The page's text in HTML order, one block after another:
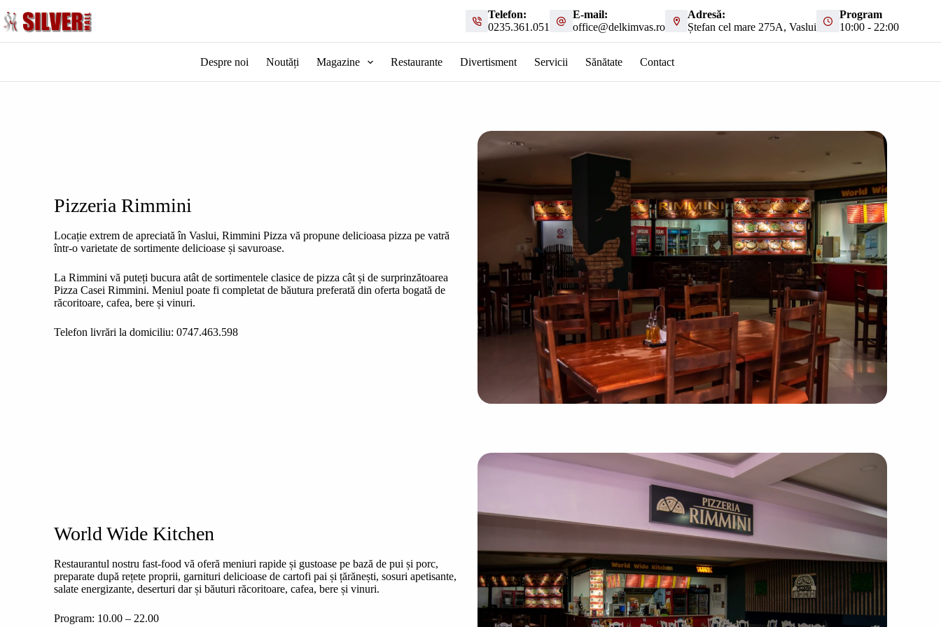
Telefon:
0235.361.051
E-mail:
office@delkimvas.ro
Adresă:
Ștefan cel mare 275A, Vaslui
Program
10:00 - 22:00
Despre noi Noutăți Magazine Restaurante Divertisment Servicii Sănătate Contact
Pizzeria Rimmini
Locație extrem de apreciată în Vaslui, Rimmini Pizza vă propune delicioasa pizza pe vatră
într-o varietate de sortimente delicioase și savuroase.
La Rimmini vă puteți bucura atât de sortimentele clasice de pizza cât și de surprinzătoarea
Pizza Casei Rimmini. Meniul poate fi completat de băutura preferată din oferta bogată de
răcoritoare, cafea, bere și vinuri.
Telefon livrări la domiciliu: 0747.463.598
World Wide Kitchen
Restaurantul nostru fast-food vă oferă meniuri rapide și gustoase pe bază de pui și porc,
preparate după rețete proprii, garnituri delicioase de cartofi pai și țărănești, sosuri apetisante,
salate energizante, deserturi dar și băuturi răcoritoare, cafea, bere și vinuri.
Program: 10.00 – 22.00